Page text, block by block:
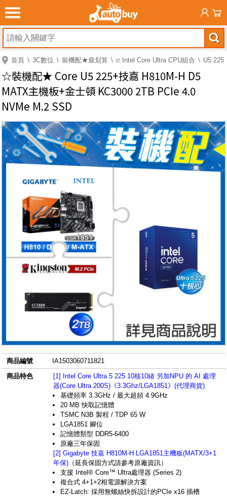
首頁 3C數位 裝機配★最划算 ⎚ Intel Core Ultra CPU組合 U5 225
☆裝機配★ Core U5 225+技嘉 H810M-H D5
MATX主機板+金士頓 KC3000 2TB PCIe 4.0
NVMe M.2 SSD
商品編號
IA1503060711821
商品特色
[1] Intel Core Ultra 5 225 10核10緒 另加NPU 的 AI 處理
器(Core Ultra 200S)《3.3Ghz/LGA1851》(代理商貨)
基礎頻率 3.3GHz / 最大超頻 4.9GHz
20 MB 快取記憶體
TSMC N3B 製程 / TDP 65 W
LGA1851 腳位
記憶體類型 DDR5-6400
原廠三年保固
[2] Gigabyte 技嘉 H810M-H LGA1851主機板(MATX/3+1
年保) （延長保固方式請參考原廠資訊）
支援 Intel® Core™ Ultra處理器 (Series 2)
複合式 4+1+2相電源解決方案
EZ-Latch: 採用無螺絲快拆設計的PCIe x16 插槽